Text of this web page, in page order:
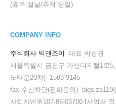
(휴무:설날/추석 당일)
COMPANY INFO
주식회사 빅앤조이
대표 박성권
서울특별시 금천구 가산디지털1로
노타운20차) 1588-9145
fax 수신차단(전화문의)
사업자번호107-86-03700 [사업자